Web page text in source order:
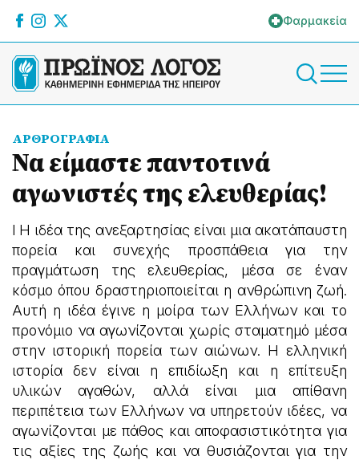
Φαρμακεία
ΑΡΘΡΟΓΡΑΦΙΑ
Να είμαστε παντοτινά
αγωνιστές της ελευθερίας!
l Η ιδέα της ανεξαρτησίας είναι μια ακατάπαυστη
πορεία και συνεχής προσπάθεια για την
πραγμάτωση της ελευθερίας, μέσα σε έναν
κόσμο όπου δραστηριοποιείται η ανθρώπινη ζωή.
Αυτή η ιδέα έγινε η μοίρα των Ελλήνων και το
προνόμιο να αγωνίζονται χωρίς σταματημό μέσα
στην ιστορική πορεία των αιώνων. Η ελληνική
ιστορία δεν είναι η επιδίωξη και η επίτευξη
υλικών αγαθών, αλλά είναι μια απίθανη
περιπέτεια των Ελλήνων να υπηρετούν ιδέες, να
αγωνίζονται με πάθος και αποφασιστικότητα για
τις αξίες της ζωής και να θυσιάζονται για την